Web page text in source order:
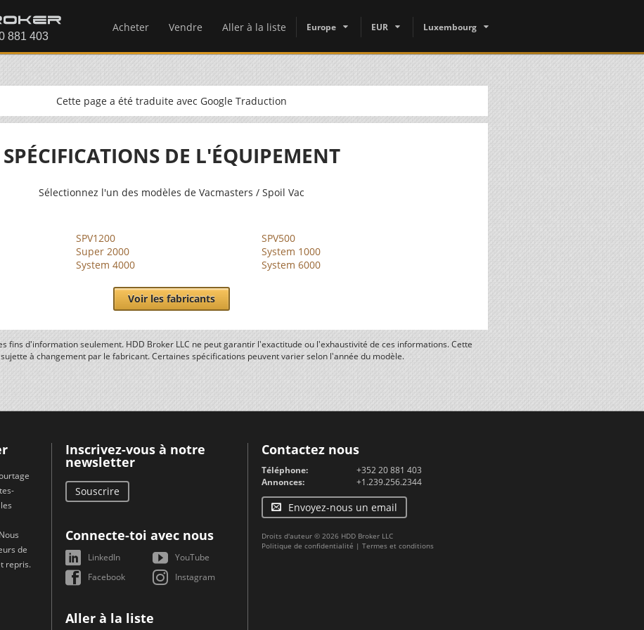
Acheter Vendre Aller à la liste Europe EUR Luxembourg
Cette page a été traduite avec Google Traduction
SPÉCIFICATIONS DE L'ÉQUIPEMENT
Sélectionnez l'un des modèles de Vacmasters / Spoil Vac
SPV1200
SPV500
Super 2000
System 1000
System 4000 System 6000
Voir les fabricants
fins d'information seulement. HDD Broker LLC ne peut garantir l'exactitude ou l'exhaustivité de ces informations. Cette
à changement par le fabricant. Certaines spécifications peuvent varier selon l'année du modèle.
de
repris.
Inscrivez-vous à notre
newsletter
Souscrire
Connecte-toi avec nous
LinkedIn
YouTube
Facebook
Instagram
Aller à la liste
Contactez nous
Téléphone:
+352 20 881 403
Annonces:
+1.239.256.2344
Envoyez-nous un email
Droits d'auteur © 2026 HDD Broker LLC
Politique de confidentialité | Termes et conditions